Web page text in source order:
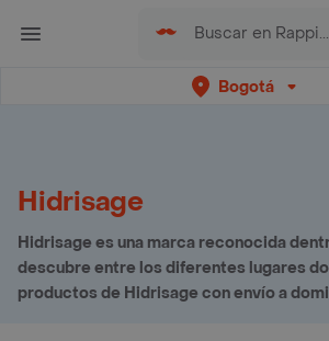
Bogotá
Hidrisage
Hidrisage es una marca reconocida
descubre entre los diferentes lugares
productos de Hidrisage con envío a